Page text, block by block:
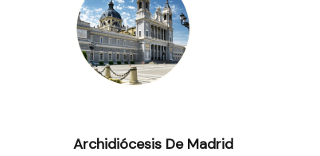
Archidiócesis De Madrid